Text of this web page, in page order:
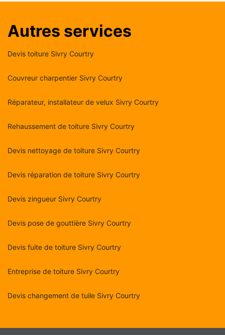
Autres services
Devis toiture Sivry Courtry
Couvreur charpentier Sivry Courtry
Réparateur, installateur de velux Sivry Courtry
Rehaussement de toiture Sivry Courtry
Devis nettoyage de toiture Sivry Courtry
Devis réparation de toiture Sivry Courtry
Devis zingueur Sivry Courtry
Devis pose de gouttière Sivry Courtry
Devis fuite de toiture Sivry Courtry
Entreprise de toiture Sivry Courtry
Devis changement de tuile Sivry Courtry